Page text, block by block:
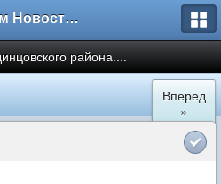
Форум Новостройки
района....
Вперед
»